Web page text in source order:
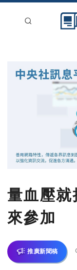
量血壓
來參加
推廣新聞稿